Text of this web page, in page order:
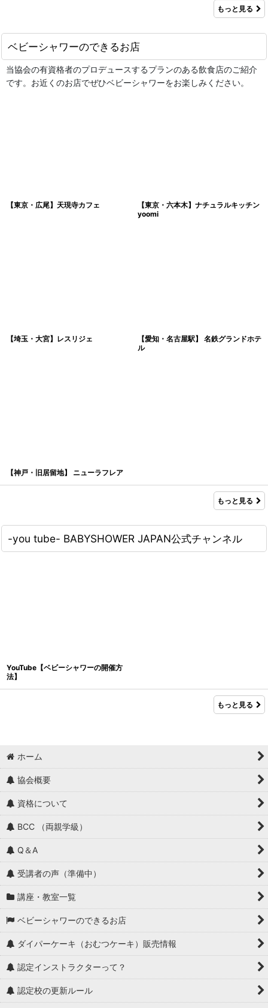
もっと見る
ベビーシャワーのできるお店
当協会の有資格者のプロデュースするプランのある飲食店のご紹介
です。お近くのお店でぜひベビーシャワーをお楽しみください。
【東京・広尾】天現寺カフェ
【東京・六本木】ナチュラルキッチン
yoomi
【埼玉・大宮】レスリジェ
【愛知・名古屋駅】 名鉄グランドホテ
ル
【神戸・旧居留地】 ニューラフレア
もっと見る
-you tube- BABYSHOWER JAPAN公式チャンネル
YouTube【ベビーシャワーの開催方
法】
もっと見る
ホーム
協会概要
資格について
BCC （両親学級）
Q＆A
受講者の声（準備中）
講座・教室一覧
ベビーシャワーのできるお店
ダイパーケーキ（おむつケーキ）販売情報
認定インストラクターって？
認定校の更新ルール